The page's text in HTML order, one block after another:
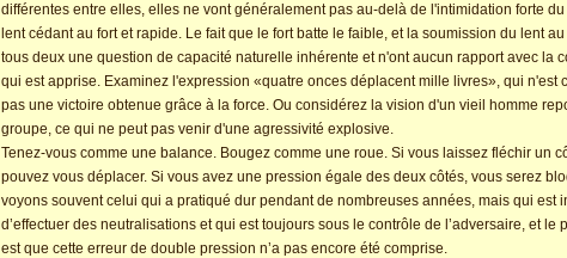
différentes entre elles, elles ne vont généralement pas au-delà de l'intimidation forte
lent cédant au fort et rapide. Le fait que le fort batte le faible, et la soumission du lent
tous deux une question de capacité naturelle inhérente et n'ont aucun rapport avec la
qui est apprise. Examinez l'expression «quatre onces déplacent mille livres», qui n'est
pas une victoire obtenue grâce à la force. Ou considérez la vision d'un vieil homme
groupe, ce qui ne peut pas venir d'une agressivité explosive.
Tenez-vous comme une balance. Bougez comme une roue. Si vous laissez fléchir un
pouvez vous déplacer. Si vous avez une pression égale des deux côtés, vous serez
voyons souvent celui qui a pratiqué dur pendant de nombreuses années, mais qui est
d’effectuer des neutralisations et qui est toujours sous le contrôle de l’adversaire, et le
est que cette erreur de double pression n’a pas encore été comprise.